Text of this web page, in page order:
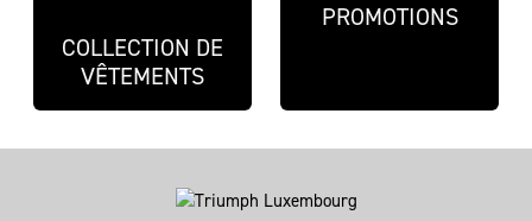
COLLECTION DE
VÊTEMENTS
PROMOTIONS